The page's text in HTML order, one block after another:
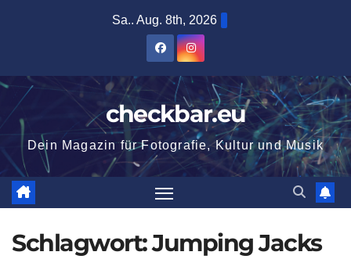
Sa.. Aug. 8th, 2026
checkbar.eu
Dein Magazin für Fotografie, Kultur und Musik
Schlagwort:Jumping Jacks